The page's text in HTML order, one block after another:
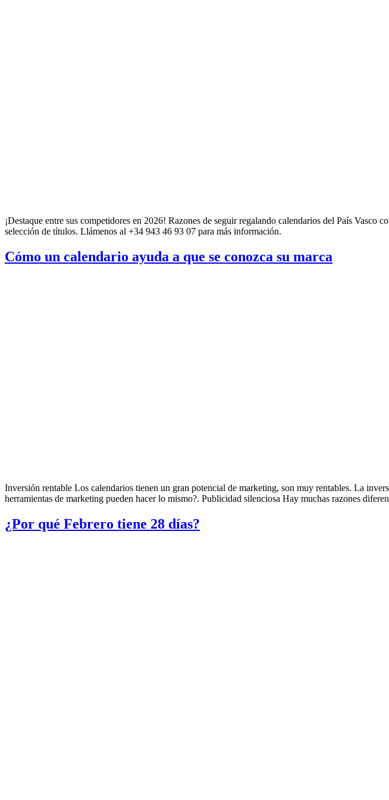
¡Destaque entre sus competidores en 2026! Razones de seguir regalando calendarios del País
selección de títulos. Llámenos al +34 943 46 93 07 para más información.
Cómo un calendario ayuda a que se conozca su marca
Inversión rentable Los calendarios tienen un gran potencial de marketing, son muy rentables. La
herramientas de marketing pueden hacer lo mismo?. Publicidad silenciosa Hay muchas razones
¿Por qué Febrero tiene 28 días?